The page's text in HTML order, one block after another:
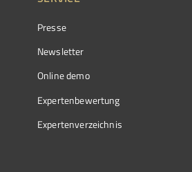
Presse
Newsletter
Online demo
Expertenbewertung
Expertenverzeichnis